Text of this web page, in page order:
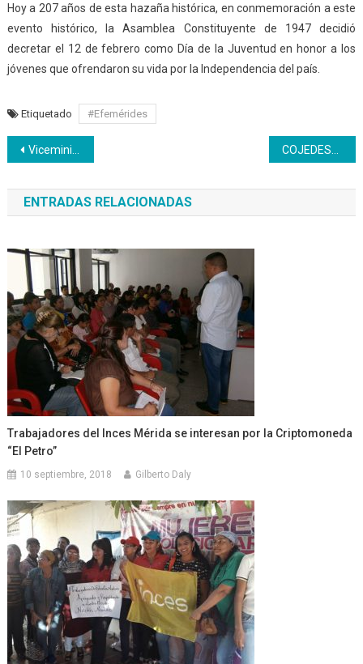
Hoy a 207 años de esta hazaña histórica, en conmemoración a este
evento histórico, la Asamblea Constituyente de 1947 decidió
decretar el 12 de febrero como Día de la Juventud en honor a los
jóvenes que ofrendaron su vida por la Independencia del país.
Etiquetado #Efemérides
Navegación
de
entradas
Viceministro de Educación exhortó a la juventud a fortalecer la formación técnica profesional
ENTRADAS RELACIONADAS
Trabajadores del Inces Mérida se interesan por la Criptomoneda
“El Petro”
10 septiembre, 2018 Gilberto Daly